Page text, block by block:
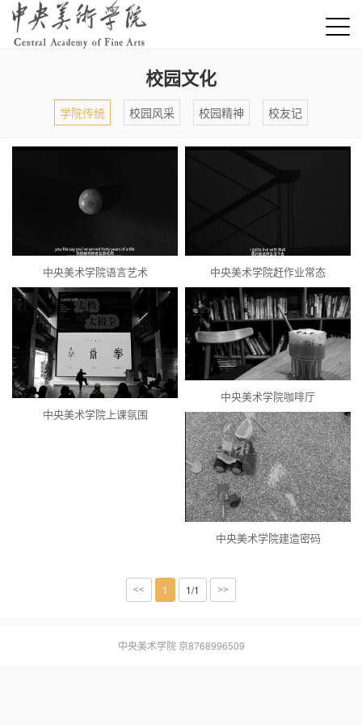
校园文化
学院传统 校园风采 校园精神 校友记
中央美术学院语言艺术 中央美术学院赶作业常态
中央美术学院上课氛围
中央美术学院咖啡厅
中央美术学院建造密码
<< 1 1/1 >>
中央美术学院 京8768996509